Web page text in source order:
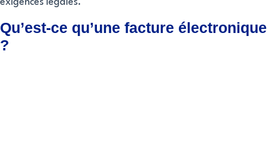
exigences légales.
Qu’est-ce qu’une facture électronique
?